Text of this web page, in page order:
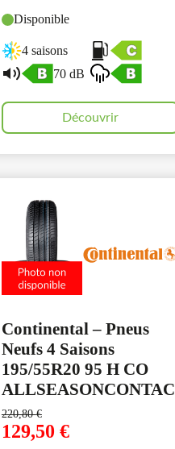
Disponible
4 saisons
70 dB
Découvrir
Continental – Pneus
Neufs 4 Saisons
195/55R20 95 H CO
ALLSEASONCONTAC
220,80€
129,50 €